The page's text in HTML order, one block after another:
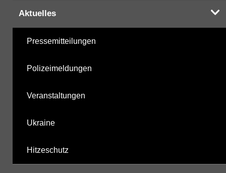
Aktuelles
Pressemitteilungen
Polizeimeldungen
Veranstaltungen
Ukraine
Hitzeschutz